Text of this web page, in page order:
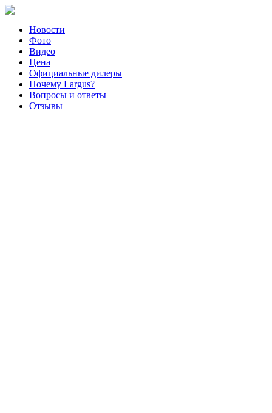
Новости
Фото
Видео
Цена
Официальные дилеры
Почему Largus?
Вопросы и ответы
Отзывы